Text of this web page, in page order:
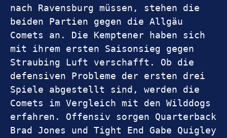
nach Ravensburg müssen, stehen die
beiden Partien gegen die Allgäu
Comets an. Die Kemptener haben sich
mit ihrem ersten Saisonsieg gegen
Straubing Luft verschafft. Ob die
defensiven Probleme der ersten drei
Spiele abgestellt sind, werden die
Comets im Vergleich mit den Wilddogs
erfahren. Offensiv sorgen Quarterback
Brad Jones und Tight End Gabe Quigley